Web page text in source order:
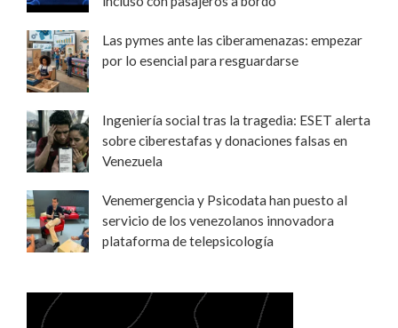
Las pymes ante las ciberamenazas: empezar
por lo esencial para resguardarse
Ingeniería social tras la tragedia: ESET alerta
sobre ciberestafas y donaciones falsas en
Venezuela
Venemergencia y Psicodata han puesto al
servicio de los venezolanos innovadora
plataforma de telepsicología